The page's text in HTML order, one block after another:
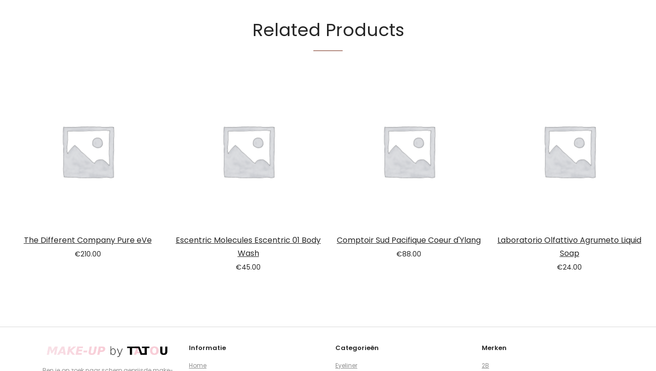
Related Products
The Different Company Pure eVe
€210.00
Escentric Molecules Escentric 01 Body
Wash
€45.00
Comptoir Sud Pacifique Coeur d'Ylang
€88.00
Laboratorio Olfattivo Agrumeto Liquid
Soap
€24.00
Informatie
Home
Categorieën
Eyeliner
Merken
2B